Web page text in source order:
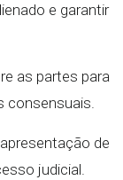
e garantir
as partes para
consensuais.
de
judicial.